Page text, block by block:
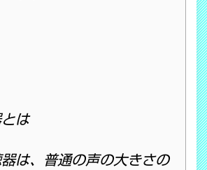
は
は、普通の声の大きさの